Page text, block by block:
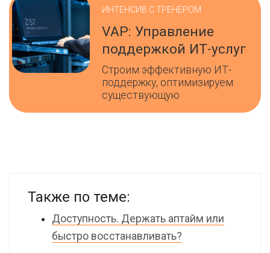
ИНТЕНСИВ С ТРЕНЕРОМ
VAP: Управление
поддержкой ИТ-услуг
Строим эффективную ИТ-
поддержку, оптимизируем
существующую
Также по теме:
Доступность. Держать аптайм или
быстро восстанавливать?